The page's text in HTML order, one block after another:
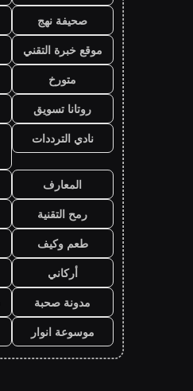
صحيفة نهج
موقع خبرة التقني
متورخ
روتانا تسويق
نادي الترددات
المعارف
رمح التقنية
طعم وكيف
أركاني
مدونة صحبة
موسوعة انوار